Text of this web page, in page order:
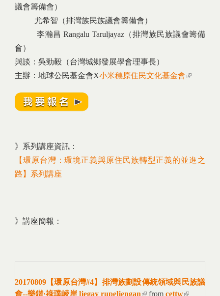
議會籌備會）
尤希智（排灣族民族議會籌備會）
李瀚昌 Rangalu Taruljayaz（排灣族民族議會籌備
會）
與談：吳勁毅（台灣城鄉發展學會理事長）
主辦：地球公民基金會X小米穗原住民文化基金會(link is
》系列講座資訊：
【環原台灣：環境正義與原住民族轉型正義的並進之
路】系列講座
》講座簡報：
20170809【環原台灣#4】排灣族劃設傳統領域與民族議
會--樂鍇·祿璞崚岸 ljegay rupeljengan(link is external)
from cettw(link is